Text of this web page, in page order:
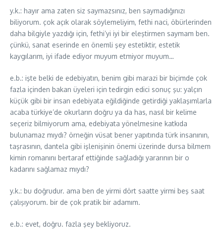
y.k.: hayır ama zaten siz saymazsınız, ben saymadığınızı
biliyorum. çok açık olarak söylemeliyim, fethi naci, öbürlerinden
daha bilgiyle yazdığı için, fethi’yi iyi bir eleştirmen saymam ben.
çünkü, sanat eserinde en önemli şey estetiktir, estetik
kaygılarım, iyi ifade ediyor muyum etmiyor muyum…
e.b.: işte belki de edebiyatın, benim gibi marazi bir biçimde çok
fazla içinden bakan üyeleri için tedirgin edici sonuç şu: yalçın
küçük gibi bir insan edebiyata eğildiğinde getirdiği yaklaşımlarla
acaba türkiye’de okurların doğru ya da has, nasıl bir kelime
seçeriz bilmiyorum ama, edebiyata yönelmesine katkıda
bulunamaz mıydı? örneğin vüsat bener yapıtında türk insanının,
taşrasının, dantela gibi işlenişinin önemi üzerinde dursa bilmem
kimin romanını bertaraf ettiğinde sağladığı yararının bir o
kadarını sağlamaz mıydı?
y.k.: bu doğrudur. ama ben de yirmi dört saatte yirmi beş saat
çalışıyorum. bir de çok pratik bir adamım.
e.b.: evet, doğru. fazla şey bekliyoruz.